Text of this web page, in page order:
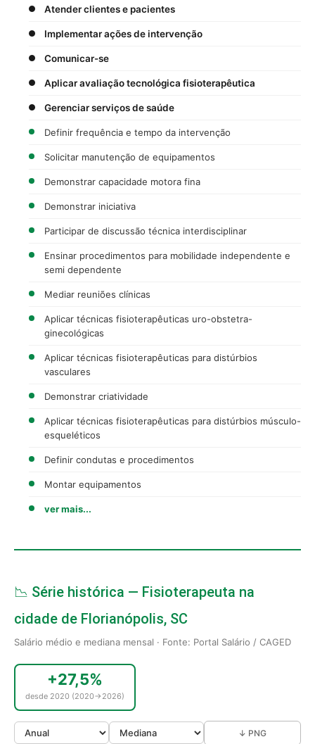
Atender clientes e pacientes
Implementar ações de intervenção
Comunicar-se
Aplicar avaliação tecnológica fisioterapêutica
Gerenciar serviços de saúde
Definir frequência e tempo da intervenção
Solicitar manutenção de equipamentos
Demonstrar capacidade motora fina
Demonstrar iniciativa
Participar de discussão técnica interdisciplinar
Ensinar procedimentos para mobilidade independente e
semi dependente
Mediar reuniões clínicas
Aplicar técnicas fisioterapêuticas uro-obstetra-
ginecológicas
Aplicar técnicas fisioterapêuticas para distúrbios
vasculares
Demonstrar criatividade
Aplicar técnicas fisioterapêuticas para distúrbios músculo-
esqueléticos
Definir condutas e procedimentos
Montar equipamentos
ver mais...
📉 Série histórica — Fisioterapeuta na
cidade de Florianópolis, SC
Salário médio e mediana mensal · Fonte: Portal Salário / CAGED
+27,5%
desde 2020 (2020→2026)
↓ PNG